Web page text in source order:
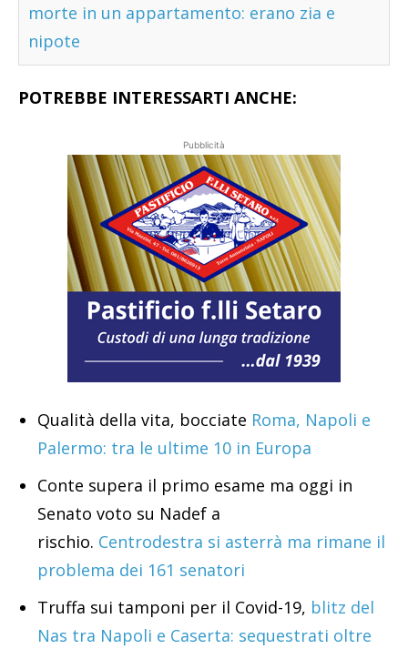
morte in un appartamento: erano zia e
nipote
POTREBBE INTERESSARTI ANCHE:
Pubblicità
Qualità della vita, bocciate Roma, Napoli e
Palermo: tra le ultime 10 in Europa
Conte supera il primo esame ma oggi in
Senato voto su Nadef a
rischio. Centrodestra si asterrà ma rimane il
problema dei 161 senatori
Truffa sui tamponi per il Covid-19, blitz del
Nas tra Napoli e Caserta: sequestrati oltre